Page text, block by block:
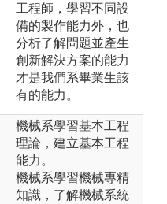
工程師，學習不同設
備的製作能力外，也
分析了解問題並產生
創新解決方案的能力
才是我們系畢業生該
有的能力。
機械系學習基本工程
理論，建立基本工程
能力。
機械系學習機械專精
知識，了解機械系統